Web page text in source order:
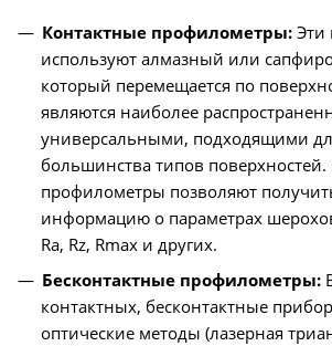
Контактные профилометры: Эти
используют алмазный или
который перемещается по
являются наиболее
универсальными, подходящими
большинства типов
профилометры позволяют
информацию о параметрах
Ra, Rz, Rmax и других.
Бесконтактные профилометры:
контактных, бесконтактные
оптические методы (лазерная